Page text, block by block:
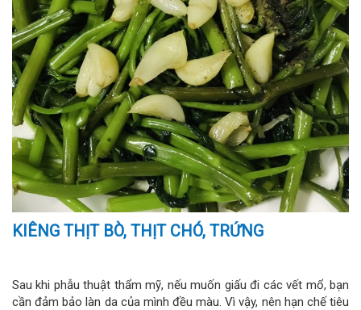
KIÊNG THỊT BÒ, THỊT CHÓ, TRỨNG
Sau khi phẫu thuật thẩm mỹ, nếu muốn giấu đi các vết mổ, bạn
cần đảm bảo làn da của mình đều màu. Vì vậy, nên hạn chế tiêu